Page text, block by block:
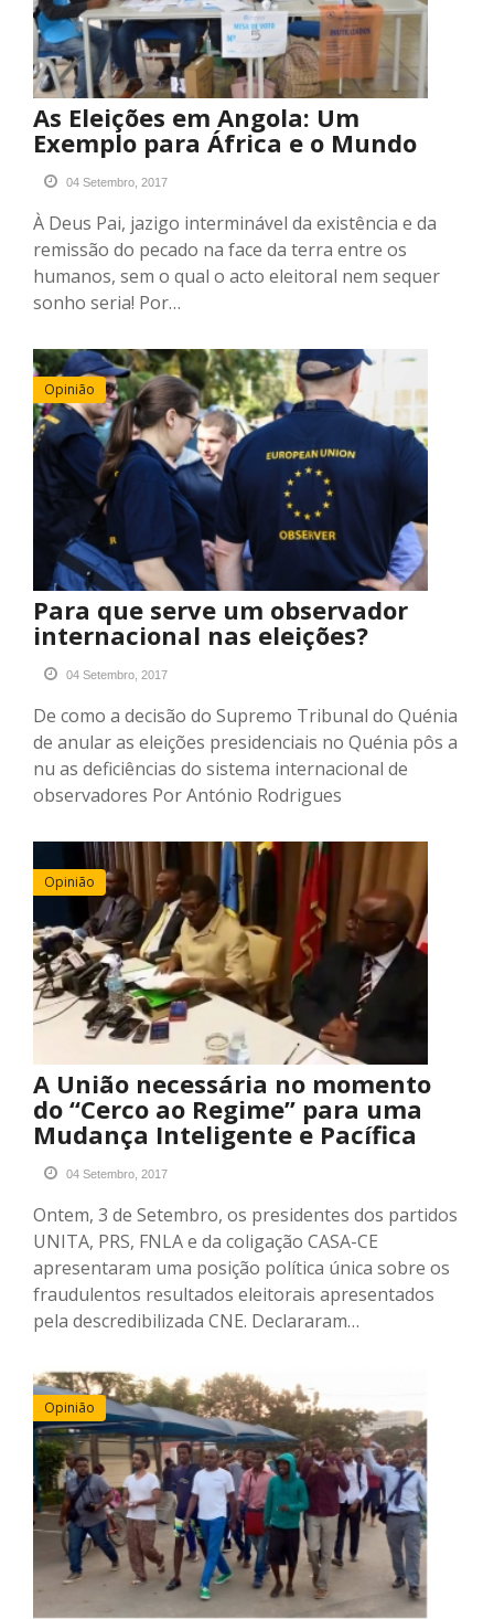
As Eleições em Angola: Um
Exemplo para África e o Mundo
04 Setembro, 2017
À Deus Pai, jazigo interminável da existência e da
remissão do pecado na face da terra entre os
humanos, sem o qual o acto eleitoral nem sequer
sonho seria! Por…
Opinião
Para que serve um observador
internacional nas eleições?
04 Setembro, 2017
De como a decisão do Supremo Tribunal do Quénia
de anular as eleições presidenciais no Quénia pôs a
nu as deficiências do sistema internacional de
observadores Por António Rodrigues
Opinião
A União necessária no momento
do “Cerco ao Regime” para uma
Mudança Inteligente e Pacífica
04 Setembro, 2017
Ontem, 3 de Setembro, os presidentes dos partidos
UNITA, PRS, FNLA e da coligação CASA-CE
apresentaram uma posição política única sobre os
fraudulentos resultados eleitorais apresentados
pela descredibilizada CNE. Declararam…
Opinião